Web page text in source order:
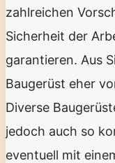
zahlreichen
Sicherheit der
garantieren. Aus
Baugerüst eher
Diverse
jedoch auch so
eventuell mit